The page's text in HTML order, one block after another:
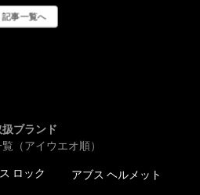
記事一覧へ
扱ブランド
（アイウエオ順）
ロック アブス ヘルメット